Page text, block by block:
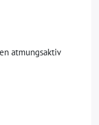
atmungsaktiv